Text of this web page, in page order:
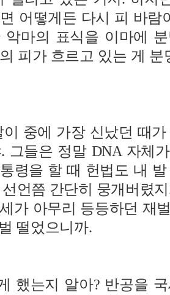
어떻게든 다시 피 바람
악마의 표식을 이마에
피가 흐르고 있는 게 분
이 중에 가장 신났던 때
그들은 정말 DNA 자체
령을 할 때 헌법도 내
언쯤 간단히 뭉개버렸
가 아무리 등등하던 재
떨었으니까.
했는지 알아? 반공을